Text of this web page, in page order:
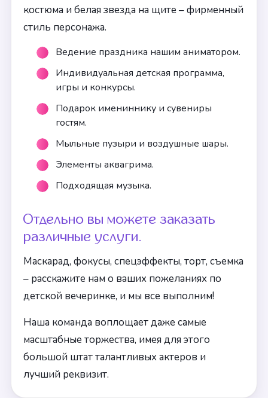
костюма и белая звезда на щите – фирменный
стиль персонажа.
Ведение праздника нашим аниматором.
Индивидуальная детская программа,
игры и конкурсы.
Подарок имениннику и сувениры
гостям.
Мыльные пузыри и воздушные шары.
Элементы аквагрима.
Подходящая музыка.
Отдельно вы можете заказать
различные услуги.
Маскарад, фокусы, спецэффекты, торт, съемка
– расскажите нам о ваших пожеланиях по
детской вечеринке, и мы все выполним!
Наша команда воплощает даже самые
масштабные торжества, имея для этого
большой штат талантливых актеров и
лучший реквизит.